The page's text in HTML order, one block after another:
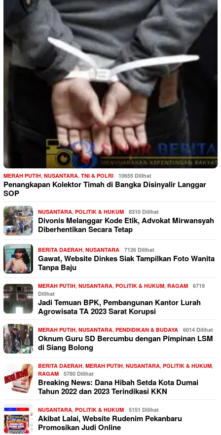
MERAH PUTIH, NUSANTARA, TNI & POLRI 10655 Dilihat
Penangkapan Kolektor Timah di Bangka Disinyalir Langgar
SOP
NUSANTARA, POLITIK & HUKUM 8310 Dilihat
Divonis Melanggar Kode Etik, Advokat Mirwansyah
Diberhentikan Secara Tetap
BERITA DAERAH, NUSANTARA 7126 Dilihat
Gawat, Website Dinkes Siak Tampilkan Foto Wanita
Tanpa Baju
MERAH PUTIH, NUSANTARA, POLITIK & HUKUM, RAGAM
6719
Dilihat
Jadi Temuan BPK, Pembangunan Kantor Lurah
Agrowisata TA 2023 Sarat Korupsi
MERAH PUTIH, NUSANTARA, PENDIDIKAN & BUDAYA 6014 Dilihat
Oknum Guru SD Bercumbu dengan Pimpinan LSM
di Siang Bolong
BERITA DAERAH, MERAH PUTIH, NUSANTARA, POLITIK & HUKUM,
RAGAM
5780 Dilihat
Breaking News: Dana Hibah Setda Kota Dumai
Tahun 2022 dan 2023 Terindikasi KKN
NUSANTARA, POLITIK & HUKUM 5151 Dilihat
Akibat Lalai, Website Rudenim Pekanbaru
Promosikan Judi Online